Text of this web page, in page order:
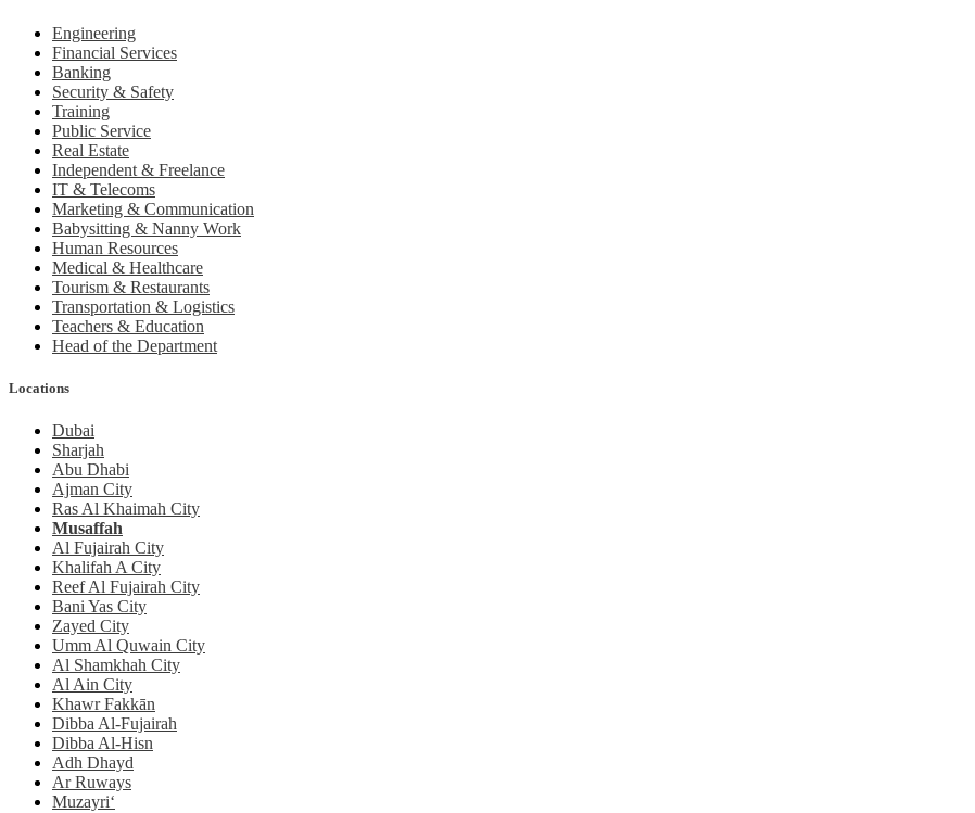
Engineering
Financial Services
Banking
Security & Safety
Training
Public Service
Real Estate
Independent & Freelance
IT & Telecoms
Marketing & Communication
Babysitting & Nanny Work
Human Resources
Medical & Healthcare
Tourism & Restaurants
Transportation & Logistics
Teachers & Education
Head of the Department
Locations
Dubai
Sharjah
Abu Dhabi
Ajman City
Ras Al Khaimah City
Musaffah
Al Fujairah City
Khalifah A City
Reef Al Fujairah City
Bani Yas City
Zayed City
Umm Al Quwain City
Al Shamkhah City
Al Ain City
Khawr Fakkān
Dibba Al-Fujairah
Dibba Al-Hisn
Adh Dhayd
Ar Ruways
Muzayri‘